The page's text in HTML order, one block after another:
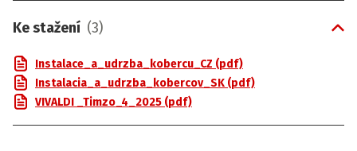
Ke stažení (3)
Instalace_a_udrzba_kobercu_CZ (pdf)
Instalacia_a_udrzba_kobercov_SK (pdf)
VIVALDI _Timzo_4_2025 (pdf)